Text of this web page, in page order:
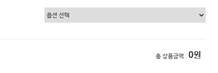
총 상품금액 : 0원